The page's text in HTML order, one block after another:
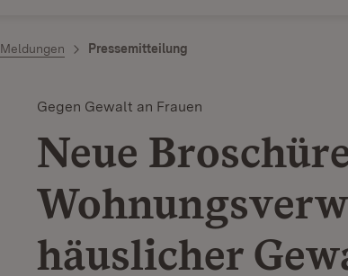
Meldungen Pressemitteilung
Gegen Gewalt an Frauen
Neue
häuslicher